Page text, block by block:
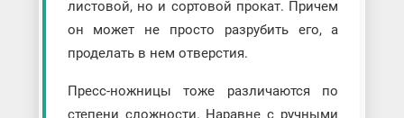
листовой, но и сортовой прокат. Причем
он может не просто разрубить его, а
проделать в нем отверстия.
Пресс-ножницы тоже различаются по
степени сложности. Наравне с ручными